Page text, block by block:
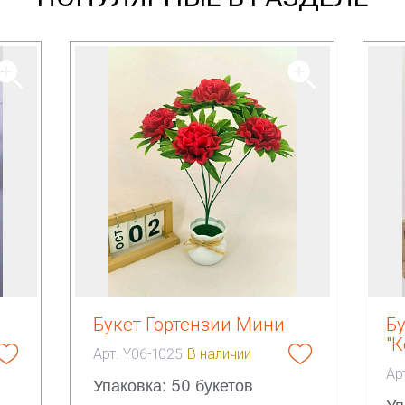
Букет Гортензии Мини
Арт. Y06-1025 В наличии
Упаковка: 50 букетов